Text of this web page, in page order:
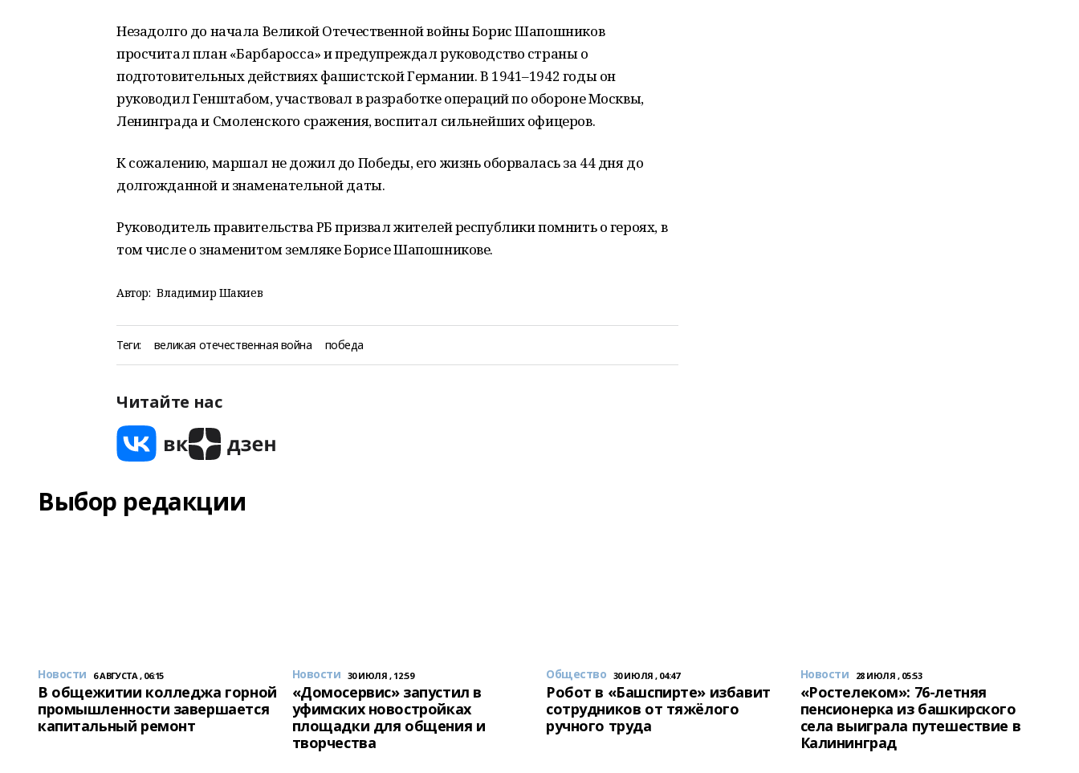
Незадолго до начала Великой Отечественной войны Борис Шапошников
просчитал план «Барбаросса» и предупреждал руководство страны о
подготовительных действиях фашистской Германии. В 1941–1942 годы он
руководил Генштабом, участвовал в разработке операций по обороне Москвы,
Ленинграда и Смоленского сражения, воспитал сильнейших офицеров.
К сожалению, маршал не дожил до Победы, его жизнь оборвалась за 44 дня до
долгожданной и знаменательной даты.
Руководитель правительства РБ призвал жителей республики помнить о героях, в
том числе о знаменитом земляке Борисе Шапошникове.
Автор: Владимир Шакиев
Теги: великая отечественная война победа
Читайте нас
Выбор редакции
Новости 6 АВГУСТА , 06:15
В общежитии колледжа горной
промышленности завершается
капитальный ремонт
Новости 30 ИЮЛЯ , 12:59
«Домосервис» запустил в
уфимских новостройках
площадки для общения и
творчества
Общество 30 ИЮЛЯ , 04:47
Робот в «Башспирте» избавит
сотрудников от тяжёлого
ручного труда
Новости 28 ИЮЛЯ , 05:53
«Ростелеком»: 76-летняя
пенсионерка из башкирского
села выиграла путешествие в
Калининград